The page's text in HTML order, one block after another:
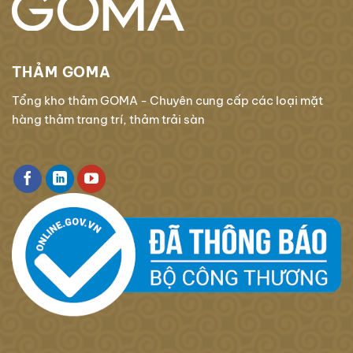
THẢM GOMA
Tổng kho thảm GOMA - Chuyên cung cấp các loại mặt
hàng thảm trang trí, thảm trải sàn